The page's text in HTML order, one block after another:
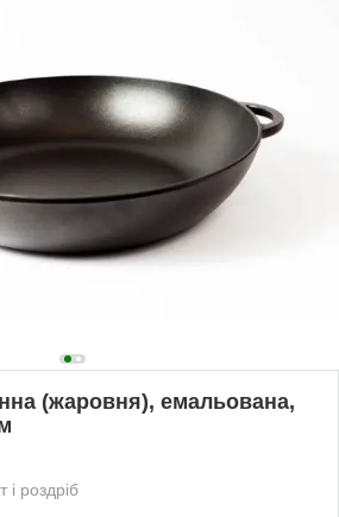
(жаровня), емальована,
і роздріб